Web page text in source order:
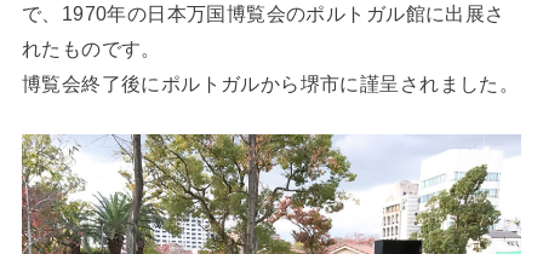
で、1970年の日本万国博覧会のポルトガル館に出展さ
れたものです。
博覧会終了後にポルトガルから堺市に謹呈されました。